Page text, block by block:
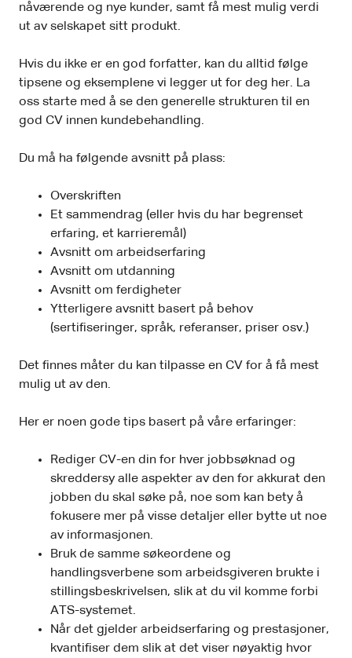
nåværende og nye kunder, samt få mest mulig verdi
ut av selskapet sitt produkt.
Hvis du ikke er en god forfatter, kan du alltid følge
tipsene og eksemplene vi legger ut for deg her. La
oss starte med å se den generelle strukturen til en
god CV innen kundebehandling.
Du må ha følgende avsnitt på plass:
Overskriften
Et sammendrag (eller hvis du har begrenset
erfaring, et karrieremål)
Avsnitt om arbeidserfaring
Avsnitt om utdanning
Avsnitt om ferdigheter
Ytterligere avsnitt basert på behov
(sertifiseringer, språk, referanser, priser osv.)
Det finnes måter du kan tilpasse en CV for å få mest
mulig ut av den.
Her er noen gode tips basert på våre erfaringer:
Rediger CV-en din for hver jobbsøknad og
skreddersy alle aspekter av den for akkurat den
jobben du skal søke på, noe som kan bety å
fokusere mer på visse detaljer eller bytte ut noe
av informasjonen.
Bruk de samme søkeordene og
handlingsverbene som arbeidsgiveren brukte i
stillingsbeskrivelsen, slik at du vil komme forbi
ATS-systemet.
Når det gjelder arbeidserfaring og prestasjoner,
kvantifiser dem slik at det viser nøyaktig hvor